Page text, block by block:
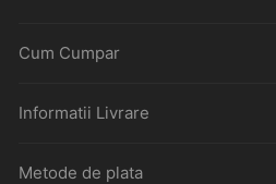
Cum Cumpar
Informatii Livrare
Metode de plata